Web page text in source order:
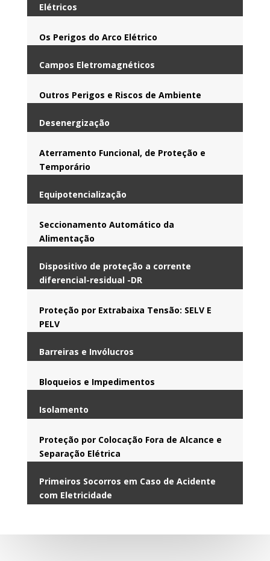
Elétricos
Os Perigos do Arco Elétrico
Campos Eletromagnéticos
Outros Perigos e Riscos de Ambiente
Desenergização
Aterramento Funcional, de Proteção e
Temporário
Equipotencialização
Seccionamento Automático da
Alimentação
Dispositivo de proteção a corrente
diferencial-residual -DR
Proteção por Extrabaixa Tensão: SELV E
PELV
Barreiras e Invólucros
Bloqueios e Impedimentos
Isolamento
Proteção por Colocação Fora de Alcance e
Separação Elétrica
Primeiros Socorros em Caso de Acidente
com Eletricidade